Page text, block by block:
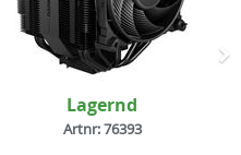
Lagernd
Artnr: 76393